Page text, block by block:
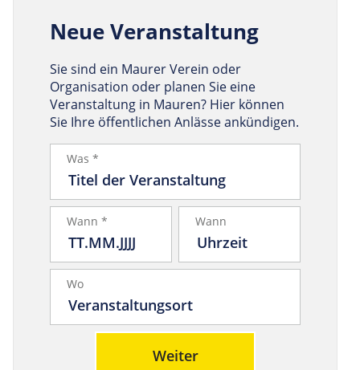
Neue Veranstaltung
Sie sind ein Maurer Verein oder
Organisation oder planen Sie eine
Veranstaltung in Mauren? Hier können
Sie Ihre öffentlichen Anlässe ankündigen.
Was *
Wann * Wann
Wo
Weiter